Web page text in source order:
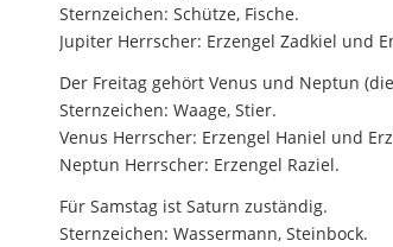
Sternzeichen: Schütze, Fische.
Jupiter Herrscher: Erzengel Zadkiel und
Der Freitag gehört Venus und Neptun
Sternzeichen: Waage, Stier.
Venus Herrscher: Erzengel Haniel und
Neptun Herrscher: Erzengel Raziel.
Für Samstag ist Saturn zuständig.
Sternzeichen: Wassermann, Steinbock.